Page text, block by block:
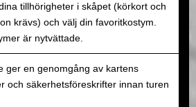
tillhörigheter i skåpet (körkort och
krävs) och välj din favoritkostym.
är nytvättade.
ger en genomgång av kartens
och säkerhetsföreskrifter innan turen